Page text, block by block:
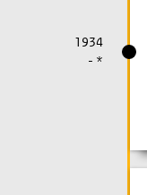
1934
- *